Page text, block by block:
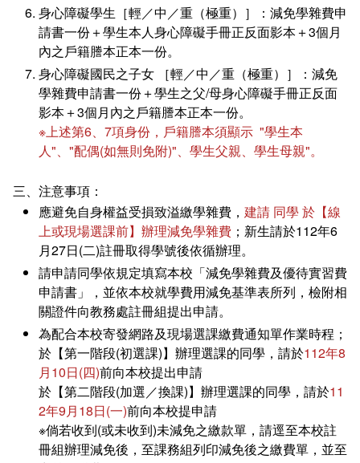
身心障礙學生［輕／中／重（極重）］：減免學雜費申
請書一份＋學生本人身心障礙手冊正反面影本＋3個月
內之戶籍謄本正本一份。
身心障礙國民之子女 ［輕／中／重（極重）］：減免
學雜費申請書一份＋學生之父/母身心障礙手冊正反面
影本＋3個月內之戶籍謄本正本一份。
※上述第6、7項身份，戶籍謄本須顯示 "學生本
人"、"配偶(如無則免附)"、學生父親、學生母親"。
三、注意事項：
應避免自身權益受損致溢繳學雜費， 建請 同學 於【線
上或現場選課前】辦理減免學雜費 ；新生請於112年6
月27日(二)註冊取得學號後依循辦理。
請申請同學依規定填寫本校「減免學雜費及優待實習費
申請書」，並依本校就學費用減免基準表所列，檢附相
關證件向教務處註冊組提出申請。
為配合本校寄發網路及現場選課繳費通知單作業時程；
於【第一階段(初選課)】辦理選課的同學，請於112年8
月10日(四)前向本校提出申請
於【第二階段(加選／換課)】辦理選課的同學，請於11
2年9月18日(一)前向本校提申請
※倘若收到(或未收到)未減免之繳款單，請逕至本校註
冊組辦理減免後，至課務組列印減免後之繳費單，並至